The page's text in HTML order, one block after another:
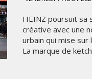
HEINZ poursuit sa
créative avec une
urbain qui mise sur
La marque de
LES
MARDI